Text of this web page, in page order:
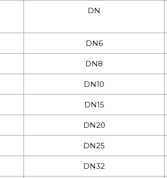
DN
DN6
DN8
DN10
DN15
DN20
DN25
DN32